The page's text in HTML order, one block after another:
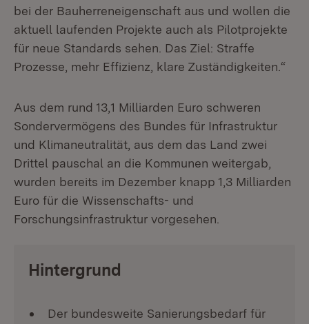
bei der Bauherreneigenschaft aus und wollen die
aktuell laufenden Projekte auch als Pilotprojekte
für neue Standards sehen. Das Ziel: Straffe
Prozesse, mehr Effizienz, klare Zuständigkeiten.“
Aus dem rund 13,1 Milliarden Euro schweren
Sondervermögens des Bundes für Infrastruktur
und Klimaneutralität, aus dem das Land zwei
Drittel pauschal an die Kommunen weitergab,
wurden bereits im Dezember knapp 1,3 Milliarden
Euro für die Wissenschafts- und
Forschungsinfrastruktur vorgesehen.
Hintergrund
Der bundesweite Sanierungsbedarf für